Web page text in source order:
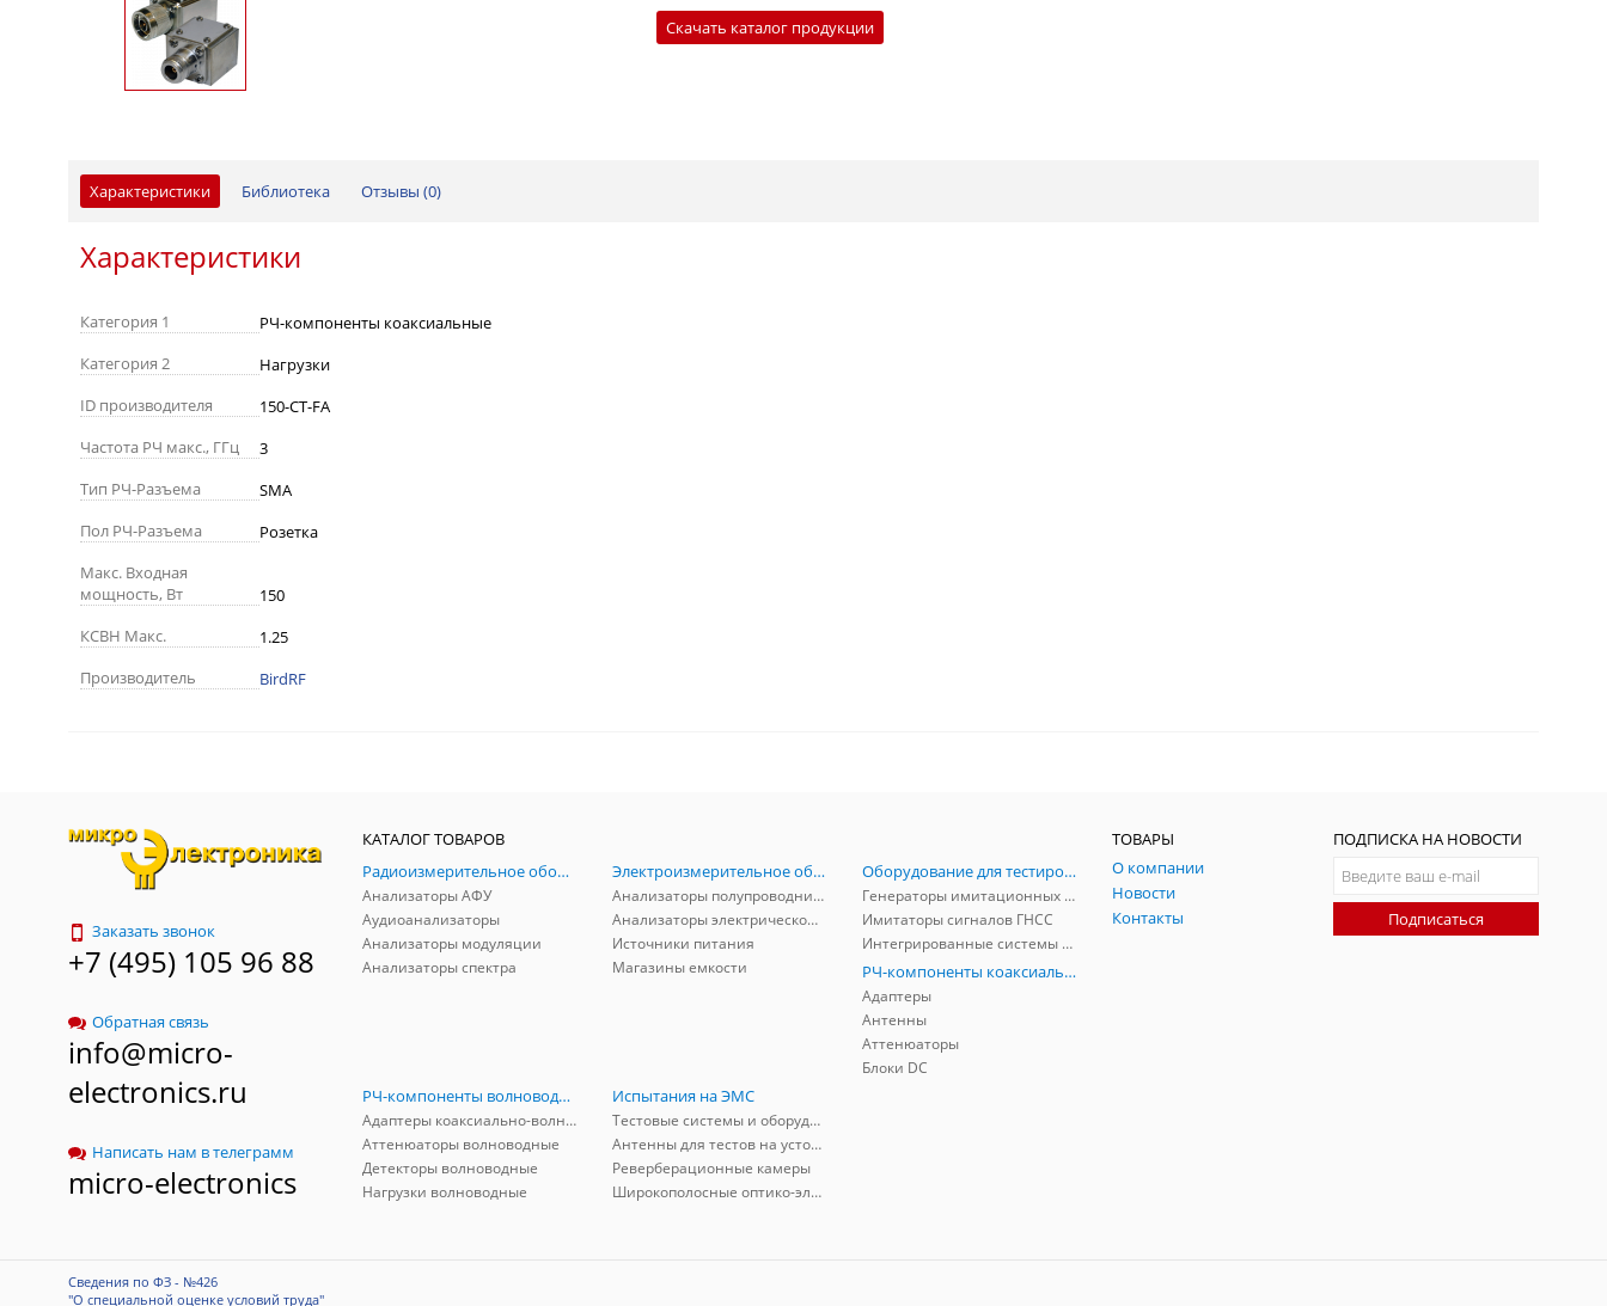
Скачать каталог продукции
Характеристики Библиотека Отзывы (0)
Характеристики
Категория 1
РЧ-компоненты коаксиальные
Категория 2
Нагрузки
ID производителя
150-CT-FA
Частота РЧ макс., ГГц
3
Тип РЧ-Разъема
SMA
Пол РЧ-Разъема
Розетка
Макс. Входная
мощность, Вт
150
КСВН Макс.
1.25
Производитель
BirdRF
Заказать звонок
+7 (495) 105 96 88
Обратная связь
info@micro-
electronics.ru
Написать нам в телеграмм
micro-electronics
КАТАЛОГ ТОВАРОВ
Радиоизмерительное оборудование
Анализаторы АФУ
Аудиоанализаторы
Анализаторы модуляции
Анализаторы спектра
Электроизмерительное оборудование
Анализаторы полупроводников
Анализаторы электрической мощности
Источники питания
Магазины емкости
Оборудование для тестирования и симуляции ГНСС
Генераторы имитационных и заградительных помех
Имитаторы сигналов ГНСС
Интегрированные системы защиты от ГНСС-помех
РЧ-компоненты коаксиальные
Адаптеры
Антенны
Аттенюаторы
Блоки DC
РЧ-компоненты волноводные
Адаптеры коаксиально-волноводные
Аттенюаторы волноводные
Детекторы волноводные
Нагрузки волноводные
Испытания на ЭМС
Тестовые системы и оборудование
Антенны для тестов на устойчивость к ЭМП
Реверберационные камеры
Широкополосные оптико-электрические линии
ТОВАРЫ
О компании
Новости
Контакты
ПОДПИСКА НА НОВОСТИ
Подписаться
Сведения по ФЗ - №426
"О специальной оценке условий труда"